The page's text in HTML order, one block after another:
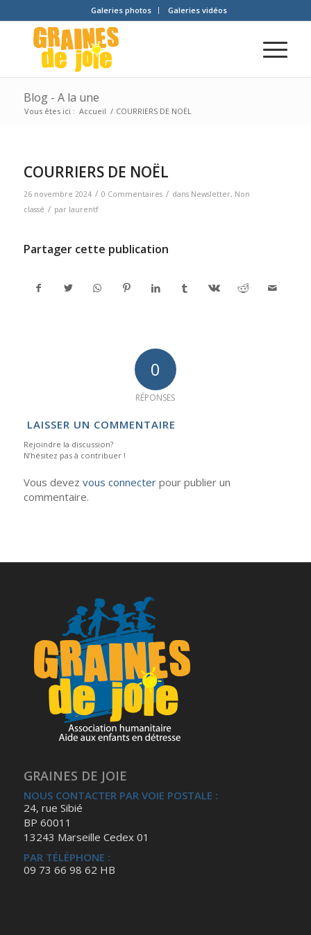
Galeries photos Galeries vidéos
Blog - A la une
Vous êtes ici : Accueil / COURRIERS DE NOËL
COURRIERS DE NOËL
26 novembre 2024 / 0 Commentaires / dans Newsletter, Non
classé / par laurentf
Partager cette publication
0
RÉPONSES
LAISSER UN COMMENTAIRE
Rejoindre la discussion?
N’hésitez pas à contribuer !
Vous devez vous connecterpour publier un
commentaire.
GRAINES DE JOIE
NOUS CONTACTER PAR VOIE POSTALE :
24, rue Sibié
BP 60011
13243 Marseille Cedex 01
PAR TÉLÉPHONE :
09 73 66 98 62 HB